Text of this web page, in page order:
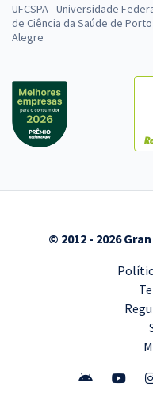
UFCSPA - Universidade
de Ciência da Saúde de Porto
Alegre
© 2012 - 2026